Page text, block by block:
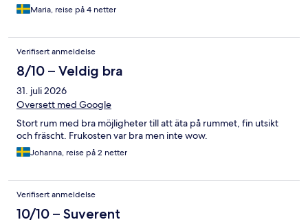
Maria, reise på 4 netter
Verifisert anmeldelse
8/10 – Veldig bra
31. juli 2026
Oversett med Google
Stort rum med bra möjligheter till att äta på rummet, fin utsikt
och fräscht. Frukosten var bra men inte wow.
Johanna, reise på 2 netter
Verifisert anmeldelse
10/10 – Suverent